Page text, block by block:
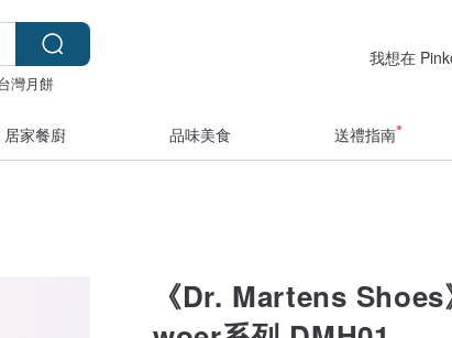
灣月餅
我想在
居家餐廚 品味美食 送禮指南
《Dr. Martens